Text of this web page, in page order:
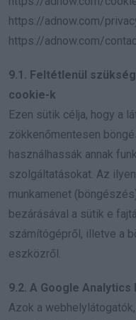
https://adnow.com/
https://adnow.com/
9.1. Feltétlenül
cookie-k
Ezen sütik célja, hogy a
zökkenőmentesen
használhassák annak
szolgáltatásokat. Az
munkamenet
bezárásával a sütik e
számítógépről, illetve a
eszközről.
9.2. A Google Analytics
Azok a